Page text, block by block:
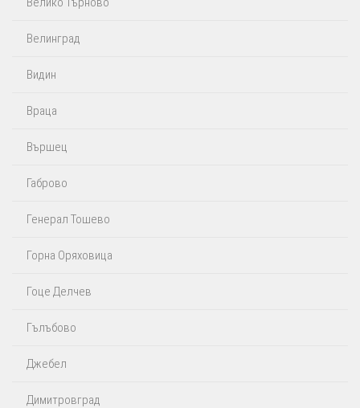
Велинград
Видин
Враца
Вършец
Габрово
Генерал Тошево
Горна Оряховица
Гоце Делчев
Гълъбово
Джебел
Димитровград